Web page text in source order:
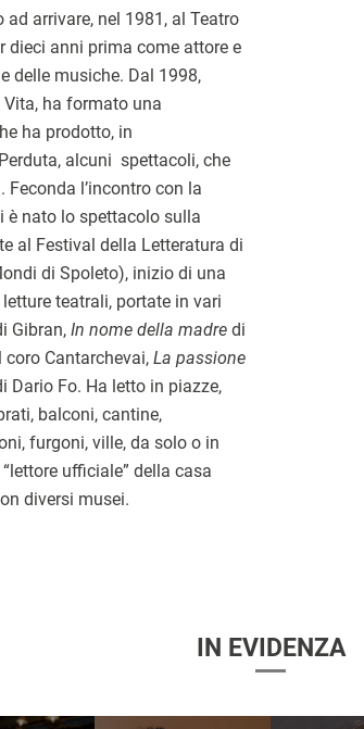
arrivare, nel 1981, al Teatro
dieci anni prima come attore e
delle musiche. Dal 1998,
Vita, ha formato una
ha prodotto, in
alcuni spettacoli, che
l’incontro con la
è nato lo spettacolo sulla
al Festival della Letteratura di
di Spoleto), inizio di una
teatrali, portate in vari
Gibran, In nome della madre di
Cantarchevai, La passione
Dario Fo. Ha letto in piazze,
balconi, cantine,
furgoni, ville, da solo o in
ufficiale” della casa
diversi musei.
IN EVIDENZA